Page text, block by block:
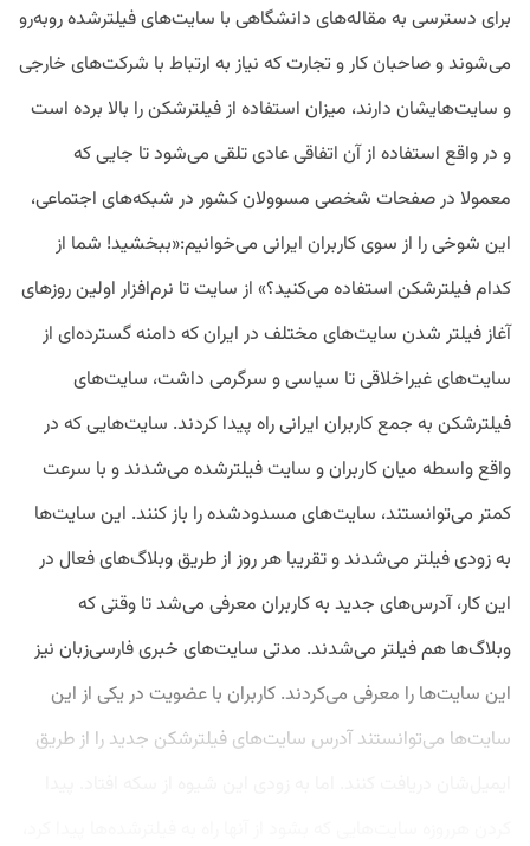
برای دسترسی به مقاله‌های دانشگاهی با سایت‌های فیلترشده روبه‌رو
می‌شوند و صاحبان کار و تجارت که نیاز به ارتباط با شرکت‌های خارجی
و سایت‌هایشان دارند، میزان استفاده از فیلترشکن را بالا برده است
و در واقع استفاده از آن اتفاقی عادی تلقی می‌شود تا جایی که
معمولا در صفحات شخصی مسوولان کشور در شبکه‌های اجتماعی،
این شوخی را از سوی کاربران ایرانی می‌خوانیم:«ببخشید! شما از
کدام فیلترشکن استفاده می‌کنید؟» از سایت تا نرم‌افزار اولین روزهای
آغاز فیلتر شدن سایت‌های مختلف در ایران که دامنه گسترده‌ای از
سایت‌های غیراخلاقی تا سیاسی و سرگرمی داشت، سایت‌های
فیلترشکن به جمع کاربران ایرانی راه پیدا کردند. سایت‌هایی که در
واقع واسطه میان کاربران و سایت فیلترشده می‌شدند و با سرعت
کمتر می‌توانستند، سایت‌های مسدودشده را باز کنند. این سایت‌ها
به زودی فیلتر می‌شدند و تقریبا هر روز از طریق وبلاگ‌های فعال در
این کار، آدرس‌های جدید به کاربران معرفی می‌شد تا وقتی که
وبلاگ‌ها هم فیلتر می‌شدند. مدتی سایت‌های خبری فارسی‌زبان نیز
این سایت‌ها را معرفی می‌کردند. کاربران با عضویت در یکی از این
سایت‌ها می‌توانستند آدرس سایت‌های فیلتر‌شکن جدید را از طریق